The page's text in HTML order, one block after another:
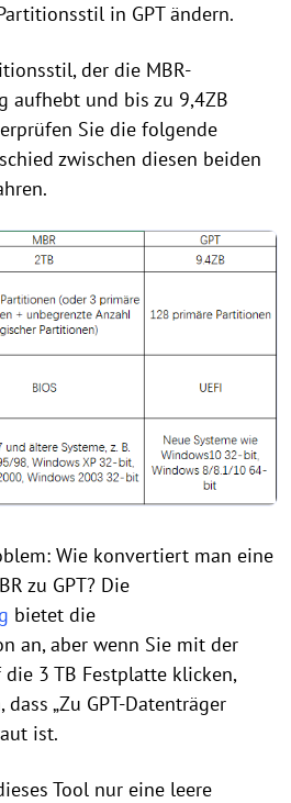
in GPT ändern.
der die MBR-
aufhebt und bis zu 9,4ZB
Sie die folgende
zwischen diesen beiden
Wie konvertiert man eine
zu GPT? Die
bietet die
an, aber wenn Sie mit der
3 TB Festplatte klicken,
„Zu GPT-Datenträger
ist.
Tool nur eine leere